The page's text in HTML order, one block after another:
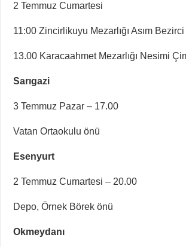
2 Temmuz Cumartesi
11:00 Zincirlikuyu Mezarlığı Asım Bezirci
13.00 Karacaahmet Mezarlığı Nesimi
Sarıgazi
3 Temmuz Pazar – 17.00
Vatan Ortaokulu önü
Esenyurt
2 Temmuz Cumartesi – 20.00
Depo, Örnek Börek önü
Okmeydanı